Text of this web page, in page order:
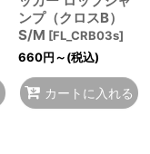
ンプ（クロスB）
S/M [FL_CRB03s]
660円～(税込)
カートに入れる